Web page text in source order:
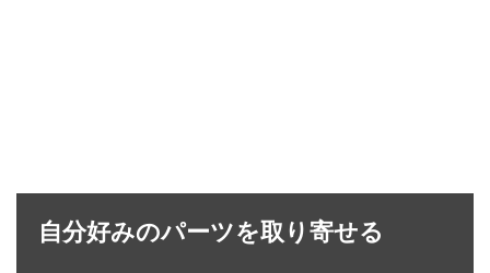
自分好みのパーツを取り寄せる